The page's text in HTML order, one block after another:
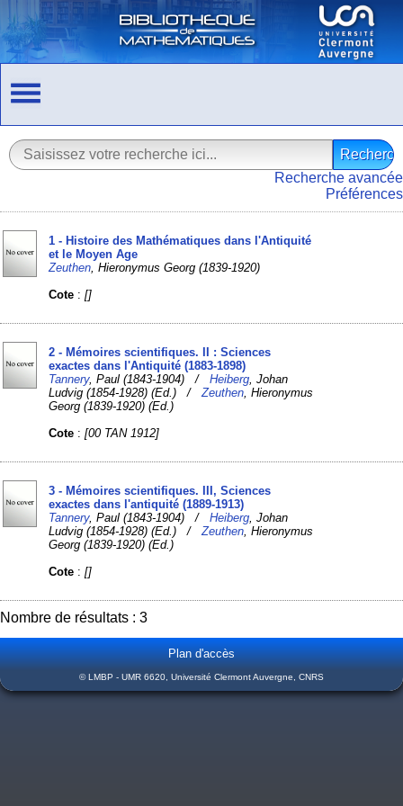
Recherche avancée
Préférences
1 - Histoire des Mathématiques dans l'Antiquité
et le Moyen Age
Zeuthen , Hieronymus Georg (1839-1920)
Cote :[]
2 - Mémoires scientifiques. II : Sciences
exactes dans l'Antiquité (1883-1898)
Tannery, Paul (1843-1904) /Heiberg , Johan
Ludvig (1854-1928) (Ed.) /Zeuthen , Hieronymus
Georg (1839-1920) (Ed.)
Cote :[00 TAN 1912]
3 - Mémoires scientifiques. III, Sciences
exactes dans l'antiquité (1889-1913)
Tannery, Paul (1843-1904) /Heiberg , Johan
Ludvig (1854-1928) (Ed.) /Zeuthen , Hieronymus
Georg (1839-1920) (Ed.)
Cote :[]
Nombre de résultats : 3
Plan d'accès
© LMBP - UMR 6620, Université Clermont Auvergne, CNRS